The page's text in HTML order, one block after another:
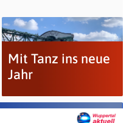
Mit Tanz ins neue
Jahr